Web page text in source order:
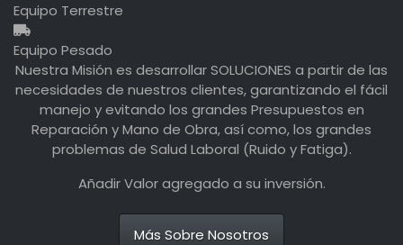
Equipo Terrestre
Equipo Pesado
Nuestra Misión es desarrollar SOLUCIONES a partir de las
necesidades de nuestros clientes, garantizando el fácil
manejo y evitando los grandes Presupuestos en
Reparación y Mano de Obra, así como, los grandes
problemas de Salud Laboral (Ruido y Fatiga).
Añadir Valor agregado a su inversión.
Más Sobre Nosotros